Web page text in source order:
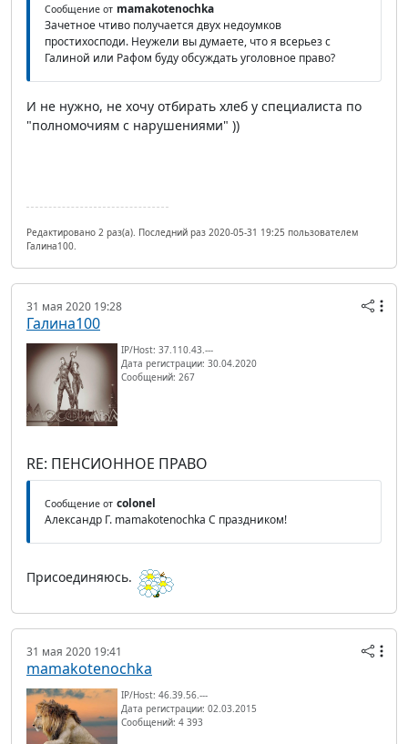
Сообщение от mamakotenochka
Зачетное чтиво получается двух недоумков
простихосподи. Неужели вы думаете, что я всерьез с
Галиной или Рафом буду обсуждать уголовное право?
И не нужно, не хочу отбирать хлеб у специалиста по
"полномочиям с нарушениями" ))
Редактировано 2 раз(а). Последний раз 2020-05-31 19:25 пользователем
Галина100.
31 мая 2020 19:28
Галина100
IP/Host: 37.110.43.---
Дата регистрации: 30.04.2020
Сообщений: 267
RE: ПЕНСИОННОЕ ПРАВО
Сообщение от colonel
Александр Г. mamakotenochka С праздником!
Присоединяюсь.
31 мая 2020 19:41
mamakotenochka
IP/Host: 46.39.56.---
Дата регистрации: 02.03.2015
Сообщений: 4 393